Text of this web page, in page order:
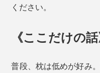
ください。
《ここだけの
普段、枕は低めが好み